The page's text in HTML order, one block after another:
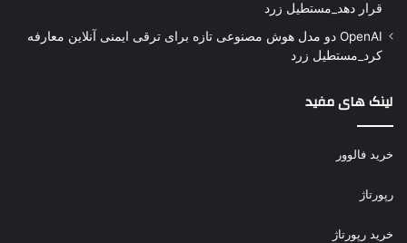
قرار دهد_مستطیل زرد
OpenAI دو مدل هوش مصنوعی تازه برای ترقی ایمنی آنلاین معارفه
کرد_مستطیل زرد
لینک های مفید
خرید فالوور
رپورتاژ
خرید رپورتاژ